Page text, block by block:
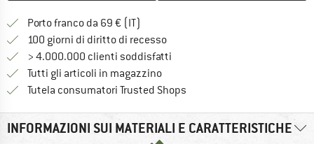
Porto franco da 69 € (IT)
100 giorni di diritto di recessoVai alla politica di recesso qui
> 4.000.000 clienti soddisfatti
Tutti gli articoli in magazzino
Tutela consumatori Trusted Shops
INFORMAZIONI SUI MATERIALI E CARATTERISTICHE